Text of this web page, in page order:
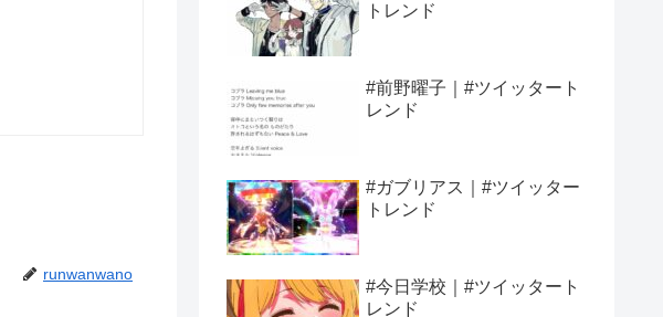
runwanwano
トレンド
#前野曜子｜#ツイッタート
レンド
#ガブリアス｜#ツイッター
トレンド
#今日学校｜#ツイッタート
レンド